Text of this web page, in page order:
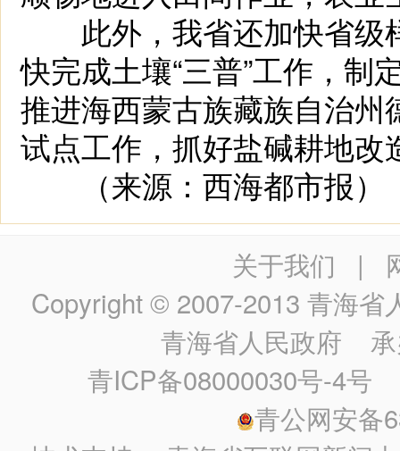
此外，我省还加快省级
快完成土壤“三普”工作，制
推进海西蒙古族藏族自治
试点工作，抓好盐碱耕地改
（来源：西海都市报）
关于我们 |
Copyright © 2007-2013 青海省
青海省人民政府 承
青ICP备08000030号-4号
青公网安备